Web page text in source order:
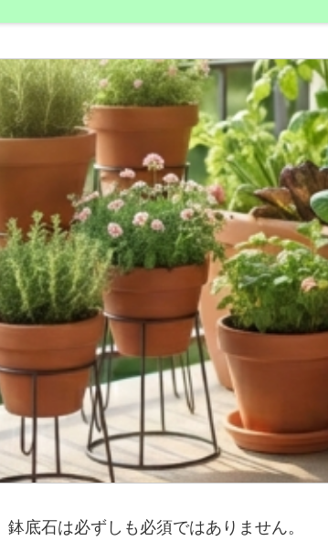
底石は必ずしも必須ではありません。